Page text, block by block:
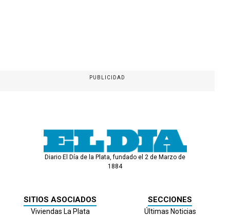
PUBLICIDAD
Diario El Día de la Plata, fundado el 2 de Marzo de
1884
SITIOS ASOCIADOS
Viviendas La Plata
SECCIONES
Últimas Noticias